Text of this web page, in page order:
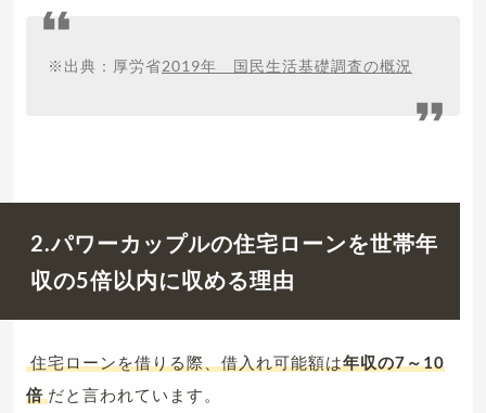
※出典：厚労省2019年 国民生活基礎調査の概況
2.パワーカップルの住宅ローンを世帯年
収の5倍以内に収める理由
住宅ローンを借りる際、借入れ可能額は年収の7～10
倍 だと言われています。